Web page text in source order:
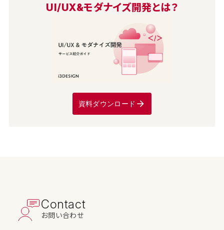
UI/UX&モダナイズ開発とは？
資料ダウンロード
Contact
お問い合わせ